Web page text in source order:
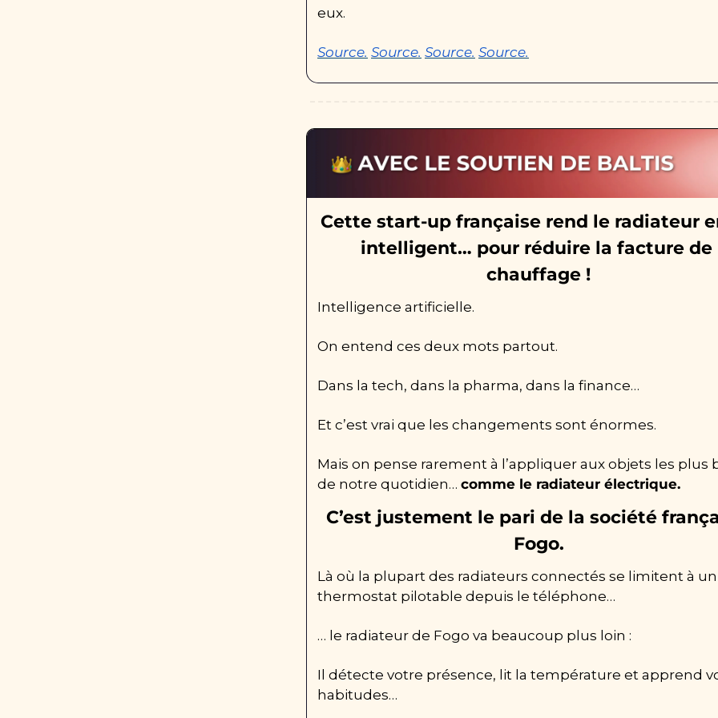
eux.
Source. Source. Source. Source.
Cette start-up française rend le radiateur
intelligent… pour réduire la facture de
chauffage !
Intelligence artificielle.
On entend ces deux mots partout.
Dans la tech, dans la pharma, dans la finance…
Et c’est vrai que les changements sont énormes.
Mais on pense rarement à l’appliquer aux objets les plus
de notre quotidien… comme le radiateur électrique.
C’est justement le pari de la société
Fogo.
Là où la plupart des radiateurs connectés se limitent à un
thermostat pilotable depuis le téléphone…
… le radiateur de Fogo va beaucoup plus loin :
Il détecte votre présence, lit la température et apprend
habitudes…